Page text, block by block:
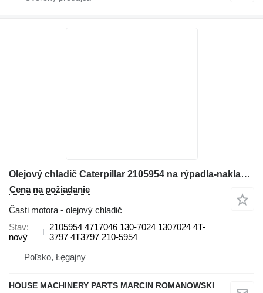
Olejový chladič Caterpillar 2105954 na rýpadla-nakladača Caterpillar 414E, 416E, 420E, 422E, 428E, 430E, 432E, 434E, 442E, 444E
Cena na požiadanie
Časti motora - olejový chladič
Stav
nový
2105954 4717046 130-7024 1307024 4T-
3797 4T3797 210-5954
Poľsko, Łęgajny
HOUSE MACHINERY PARTS MARCIN ROMANOWSKI